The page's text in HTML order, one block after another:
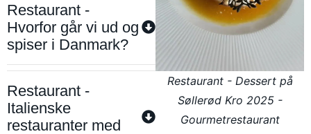
Restaurant -
Hvorfor går vi ud og
spiser i Danmark?
Restaurant -
Italienske
restauranter med
Restaurant - Dessert på
Søllerød Kro 2025 -
Gourmetrestaurant